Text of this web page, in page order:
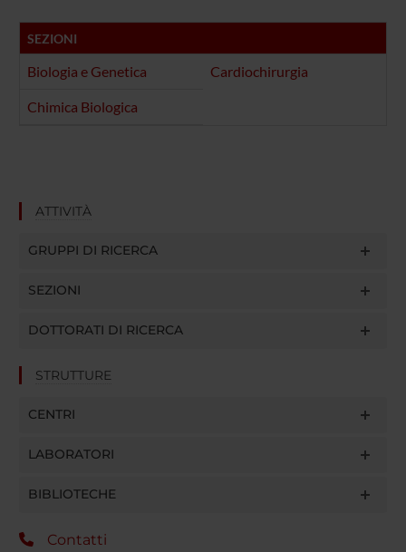
SEZIONI
Biologia e Genetica Cardiochirurgia
Chimica Biologica
ATTIVITÀ
GRUPPI DI RICERCA
SEZIONI
DOTTORATI DI RICERCA
STRUTTURE
CENTRI
LABORATORI
BIBLIOTECHE
Contatti